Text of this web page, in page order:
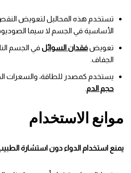
تستخدم هذه المحاليل لتعويض
الأساسية في الجسم لا سيما
تعويضفقدان السوائل في الجسم
الجفاف.
يستخدم كمصدر للطاقة، والسعرات
حجم الدم
موانع الاستخدام
يمنع استخدام الدواء دون استشارة